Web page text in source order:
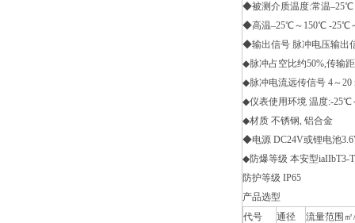
◆被测介质温度:常温
◆高温–25℃～150℃ -25℃
◆输出信号 脉冲电压输出
◆脉冲占空比约50%,传输
◆脉冲电流远传信号 4～20
◆仪表使用环境 温度:-
◆材质 不锈钢, 铝合金
◆电源 DC24V或锂电池
◆防爆等级 本安型iaIIbT3-
防护等级 IP65
产品选型
代号
通径
流量范围㎡